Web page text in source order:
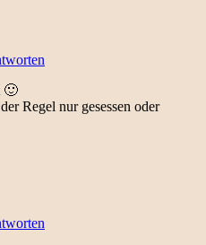
🙂
Regel nur gesessen oder